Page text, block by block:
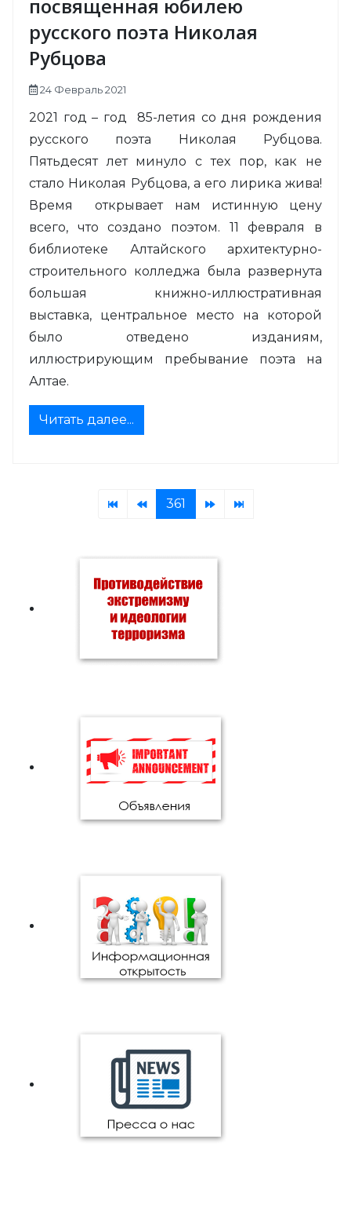
посвященная юбилею
русского поэта Николая
Рубцова
24 Февраль 2021
2021 год – год 85-летия со дня рождения
русского поэта Николая Рубцова.
Пятьдесят лет минуло с тех пор, как не
стало Николая Рубцова, а его лирика жива!
Время открывает нам истинную цену
всего, что создано поэтом. 11 февраля в
библиотеке Алтайского архитектурно-
строительного колледжа была развернута
большая книжно-иллюстративная
выставка, центральное место на которой
было отведено изданиям,
иллюстрирующим пребывание поэта на
Алтае.
Читать далее...
361